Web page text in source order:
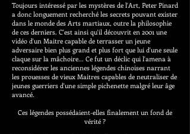
Toujours intéressé par les mystères de l'Art, Peter Pinard
a donc longuement recherché les secrets pouvant exister
dans le monde des Arts martiaux, outre la philosophie
de ces derniers. C'est ainsi qu'il découvrit en 2001 une
vidéo d'un Maitre capable de terrasser un jeune
adversaire bien plus grand et plus fort que lui d'une seule
claque sur la mâchoire... Ce fut un déclic qui l'amena à
reconsidérer les anciennes légendes chinoises narrant
les prouesses de vieux Maitres capables de neutraliser de
jeunes guerriers d'une simple pichenette malgré leur âge
avancé.
Ces légendes possédaient-elles finalement un fond de
vérité ?